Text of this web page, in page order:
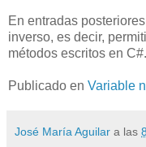
En entradas
inverso, es decir,
métodos escritos en C#.
Publicado en Variable
José María Aguilar a las